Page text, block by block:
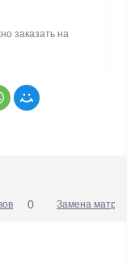
заказать на
0 Замена